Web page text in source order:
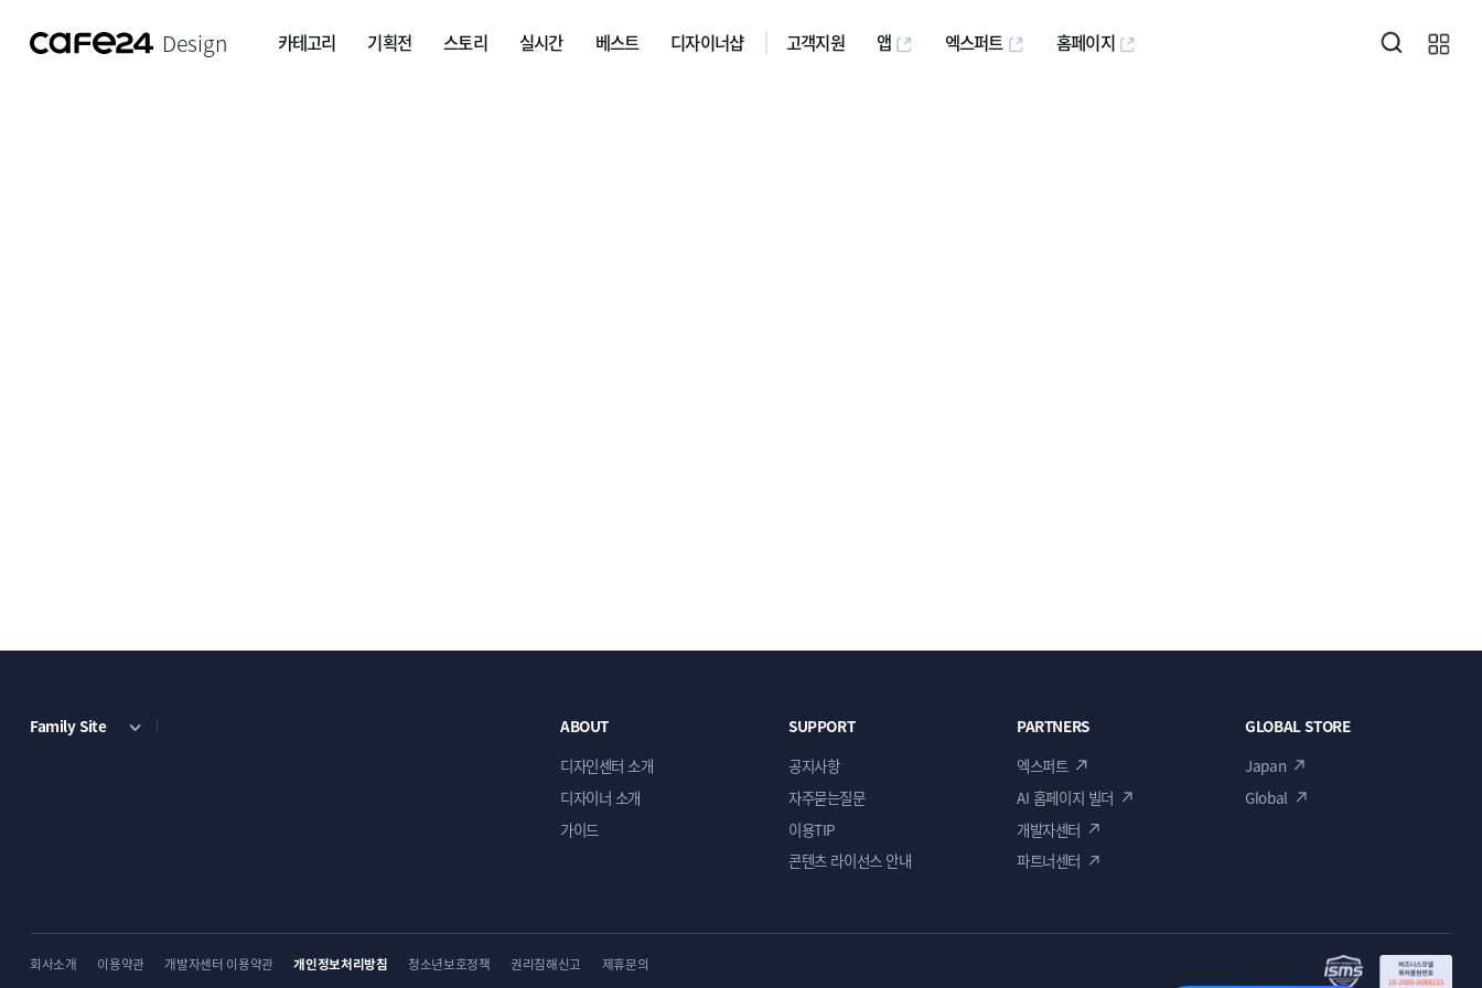
Design 카테고리 기획전 스토리 실시간 베스트 디자이너샵 고객지원 앱 엑스퍼트 홈페이지
Family Site
ABOUT
디자인센터 소개
디자이너 소개
가이드
SUPPORT
공지사항
자주묻는질문
이용TIP
콘텐츠 라이선스 안내
PARTNERS
엑스퍼트
AI 홈페이지 빌더
개발자센터
파트너센터
GLOBAL STORE
Japan
Global
회사소개 이용약관 개발자센터 이용약관 개인정보처리방침 청소년보호정책 권리침해신고 제휴문의